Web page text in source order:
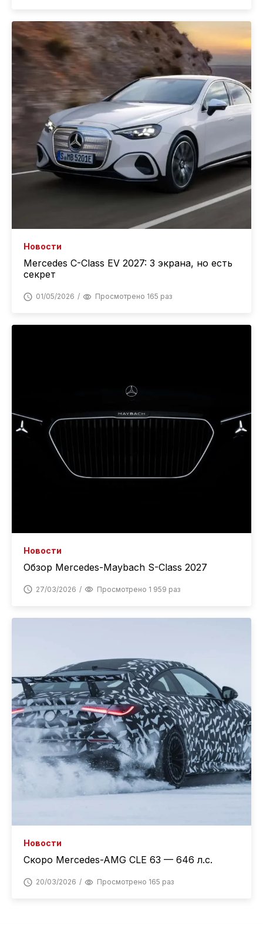
Новости
Mercedes C-Class EV 2027: 3 экрана, но есть
секрет
01/05/2026 Просмотрено 165 раз
Новости
Обзор Mercedes-Maybach S-Class 2027
27/03/2026 Просмотрено 1 959 раз
Новости
Скоро Mercedes-AMG CLE 63 — 646 л.с.
20/03/2026 Просмотрено 165 раз